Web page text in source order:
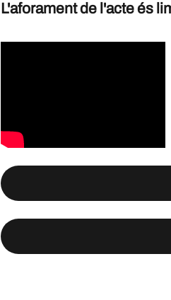
L'aforament de l'acte és